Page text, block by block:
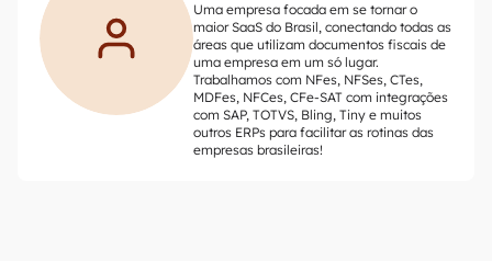
Uma empresa focada em se tornar o
maior SaaS do Brasil, conectando todas as
áreas que utilizam documentos fiscais de
uma empresa em um só lugar.
Trabalhamos com NFes, NFSes, CTes,
MDFes, NFCes, CFe-SAT com integrações
com SAP, TOTVS, Bling, Tiny e muitos
outros ERPs para facilitar as rotinas das
empresas brasileiras!